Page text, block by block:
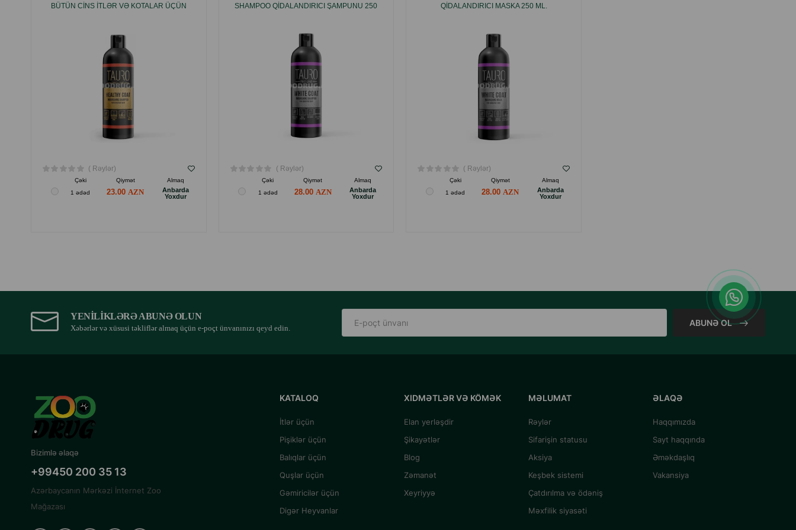
BÜTÜN CINS ITLƏR VƏ KOTALAR ÜÇÜN
( Rəylər)
Çəki Qiymət
Almaq
1 ədəd
23.00
Anbarda
Yoxdur
SHAMPOO QIDALANDIRICI ŞAMPUNU 250
( Rəylər)
Çəki Qiymət
Almaq
1 ədəd
28.00
Anbarda
Yoxdur
QIDALANDIRICI MASKA 250 ML.
( Rəylər)
Çəki Qiymət
Almaq
1 ədəd
28.00
Anbarda
Yoxdur
YENILIKLƏRƏ ABUNƏ OLUN
Xəbərlər və xüsusi təkliflər almaq üçün e-poçt ünvanınızı qeyd edin.
ABUNƏ OL
Bizimlə əlaqə
+99450 200 35 13
Azərbaycanın Mərkəzi İnternet Zoo
Mağazası
KATALOQ
İtlər üçün
Pişiklər üçün
Balıqlar üçün
Quşlar üçün
Gəmiricilər üçün
Digər Heyvanlar
XIDMƏTLƏR VƏ KÖMƏK
Elan yerləşdir
Şikayətlər
Blog
Zəmanət
Xeyriyyə
MƏLUMAT
Rəylər
Sifarişin statusu
Aksiya
Keşbek sistemi
Çatdırılma və ödəniş
Məxfilik siyasəti
ƏLAQƏ
Haqqımızda
Sayt haqqında
Əməkdaşlıq
Vakansiya